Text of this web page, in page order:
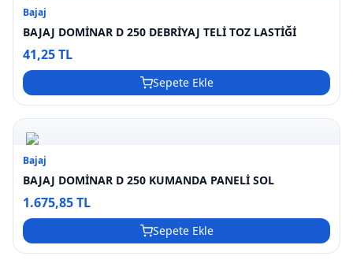
Bajaj
BAJAJ DOMİNAR D 250 DEBRİYAJ TELİ TOZ LASTİĞİ
41,25 TL
Sepete Ekle
Bajaj
BAJAJ DOMİNAR D 250 KUMANDA PANELİ SOL
1.675,85 TL
Sepete Ekle